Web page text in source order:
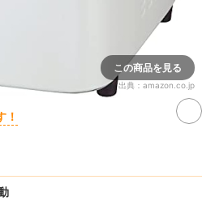
この商品を見る
出典： amazon.co.jp
！